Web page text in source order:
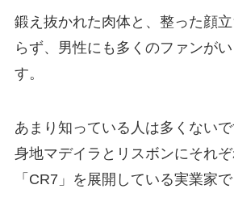
鍛え抜かれた肉体と、整った顔
らず、男性にも多くのファンが
す。
あまり知っている人は多くない
身地マデイラとリスボンにそれ
「CR7」を展開している実業家で